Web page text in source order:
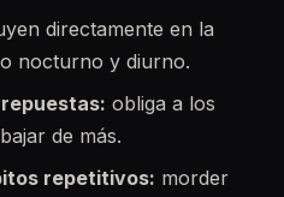
directamente en la
nocturno y diurno.
obliga a los
de más.
repetitivos: morder